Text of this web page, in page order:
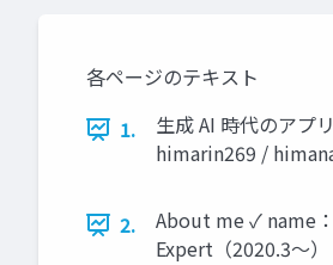
各ページのテキスト
1.
生成 AI 時代のアプ
himarin269 /
2.
About me ✓ name
Expert（2020.3～